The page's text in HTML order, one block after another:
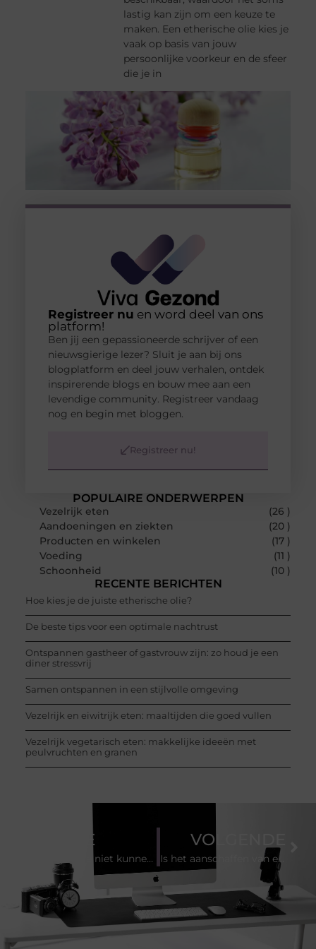
lastig kan zijn om een keuze te
maken. Een etherische olie kies je
vaak op basis van jouw
persoonlijke voorkeur en de sfeer
die je in
POPULAIRE ONDERWERPEN
Vezelrijk eten
(26 )
Aandoeningen en ziekten
(20 )
Producten en winkelen
(17 )
Voeding
(11 )
Schoonheid
(10 )
RECENTE BERICHTEN
Hoe kies je de juiste etherische olie?
De beste tips voor een optimale nachtrust
Ontspannen gastheer of gastvrouw zijn: zo houd je een
diner stressvrij
Samen ontspannen in een stijlvolle omgeving
Vezelrijk en eiwitrijk eten: maaltijden die goed vullen
Vezelrijk vegetarisch eten: makkelijke ideeën met
peulvruchten en granen
Registreer nu en word deel van ons
platform!
Ben jij een gepassioneerde schrijver of een
nieuwsgierige lezer? Sluit je aan bij ons
blogplatform en deel jouw verhalen, ontdek
inspirerende blogs en bouw mee aan een
levendige community. Registreer vandaag
nog en begin met bloggen.
Registreer nu!
VORIGE
4 dingen die niet kunnen ontbreken in je ziekenhuis
VOLGENDE
Is het aanschaffen van een TENS-apparaat de oplossing voor jouw pijnklachten?